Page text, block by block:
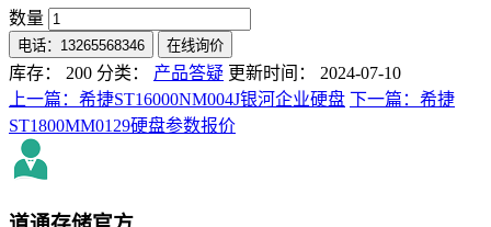
数量
电话：13265568346 在线询价
库存： 200 分类： 产品答疑 更新时间： 2024-07-10
上一篇：希捷ST16000NM004J银河企业硬盘 下一篇：希捷
ST1800MM0129硬盘参数报价